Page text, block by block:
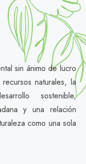
sin ánimo de lucro
naturales, la
sostenible,
y una relación
como una sola